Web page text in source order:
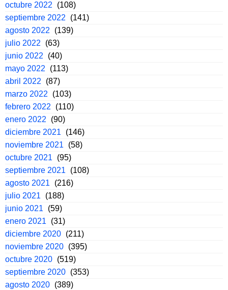
octubre 2022
(108)
septiembre 2022
(141)
agosto 2022
(139)
julio 2022
(63)
junio 2022
(40)
mayo 2022
(113)
abril 2022
(87)
marzo 2022
(103)
febrero 2022
(110)
enero 2022
(90)
diciembre 2021
(146)
noviembre 2021
(58)
octubre 2021
(95)
septiembre 2021
(108)
agosto 2021
(216)
julio 2021
(188)
junio 2021
(59)
enero 2021
(31)
diciembre 2020 (211)
noviembre 2020 (395)
octubre 2020 (519)
septiembre 2020 (353)
agosto 2020 (389)